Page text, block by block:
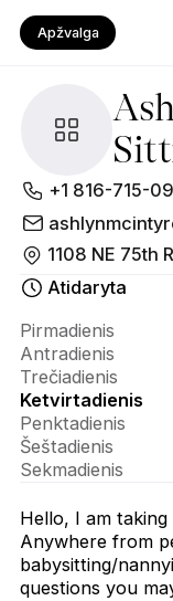
Apžvalga
Apie
Ashlyn's
Sunflower
Sitting
+1 816-715-
Atidaryta
Pirmadienis
Antradienis
Trečiadienis
Ketvirtadienis
Penktadienis
Šeštadienis
Sekmadienis
Hello, I am
Anywhere from
babysitting/
questions you